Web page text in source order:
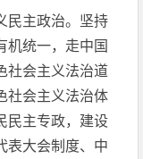
民主政治。坚持
机统一，走中国
社会主义法治道
社会主义法治体
民主专政，建设
表大会制度、中